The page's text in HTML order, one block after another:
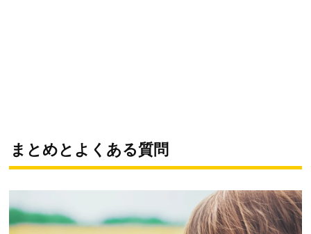
まとめとよくある質問